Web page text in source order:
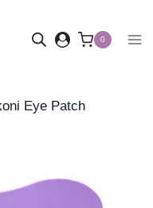
0
Eye Patch